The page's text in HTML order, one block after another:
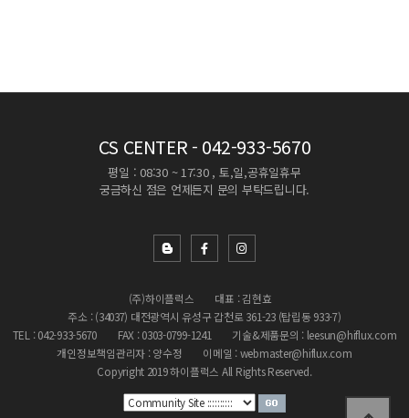
CS CENTER - 042-933-5670
평일 : 08:30 ~ 17:30 , 토,일,공휴일휴무
궁금하신 점은 언제든지 문의 부탁드립니다.
(주)하이플럭스
대표 : 김현효
주소 : (34037) 대전광역시 유성구 갑천로 361-23 (탑립동 933-7)
TEL : 042-933-5670
FAX : 0303-0799-1241
기술&제품문의 : leesun@hiflux.com
개인정보책임관리자 : 양수정
이메일 : webmaster@hiflux.com
Copyright 2019 하이플럭스 All Rights Reserved.